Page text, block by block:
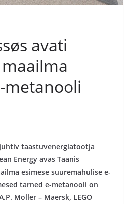
avati
metanooli
taastuvenergiatootja
Energy avas Taanis
esimese suuremahulise e-
tarned e-metanooli on
Moller – Maersk, LEGO